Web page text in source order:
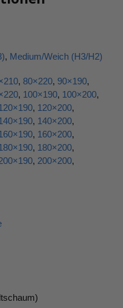
, Medium/Weich (H3/H2)
, 80×220, 90×190,
, 100×190, 100×200,
, 120×200,
, 140×200,
, 160×200,
, 180×200,
, 200×200,